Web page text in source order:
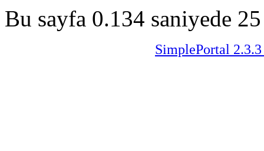
Bu sayfa 0.134 saniyede
SimplePortal